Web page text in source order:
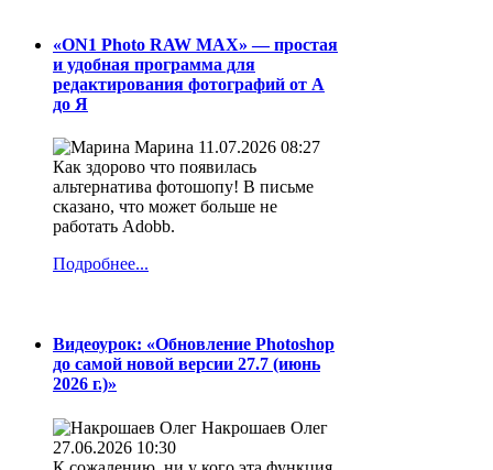
«ON1 Photo RAW MAX» — простая
и удобная программа для
редактирования фотографий от А
до Я
Марина 11.07.2026 08:27
Как здорово что появилась
альтернатива фотошопу! В письме
сказано, что может больше не
работать Adobb.
Подробнее...
Видеоурок: «Обновление Photoshop
до самой новой версии 27.7 (июнь
2026 г.)»
Накрошаев Олег
27.06.2026 10:30